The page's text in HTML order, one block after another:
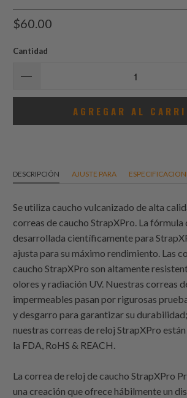
$60.00
Cantidad
AGREGAR AL
DESCRIPCIÓN AJUSTE PARA
Se utiliza caucho vulcanizado de alta
correas de caucho StrapXPro. La fórmula
desarrollada científicamente para
ajusta para su máximo rendimiento. Las
caucho StrapXPro son altamente
olores y radiación UV. Nuestras correas
impermeables pasan por rigurosas
y desgarro para garantizar su
nuestras correas de reloj StrapXPro
la FDA, RoHS & REACH.
La correa de reloj de caucho StrapXPro
una creación que ofrece hábilmente un